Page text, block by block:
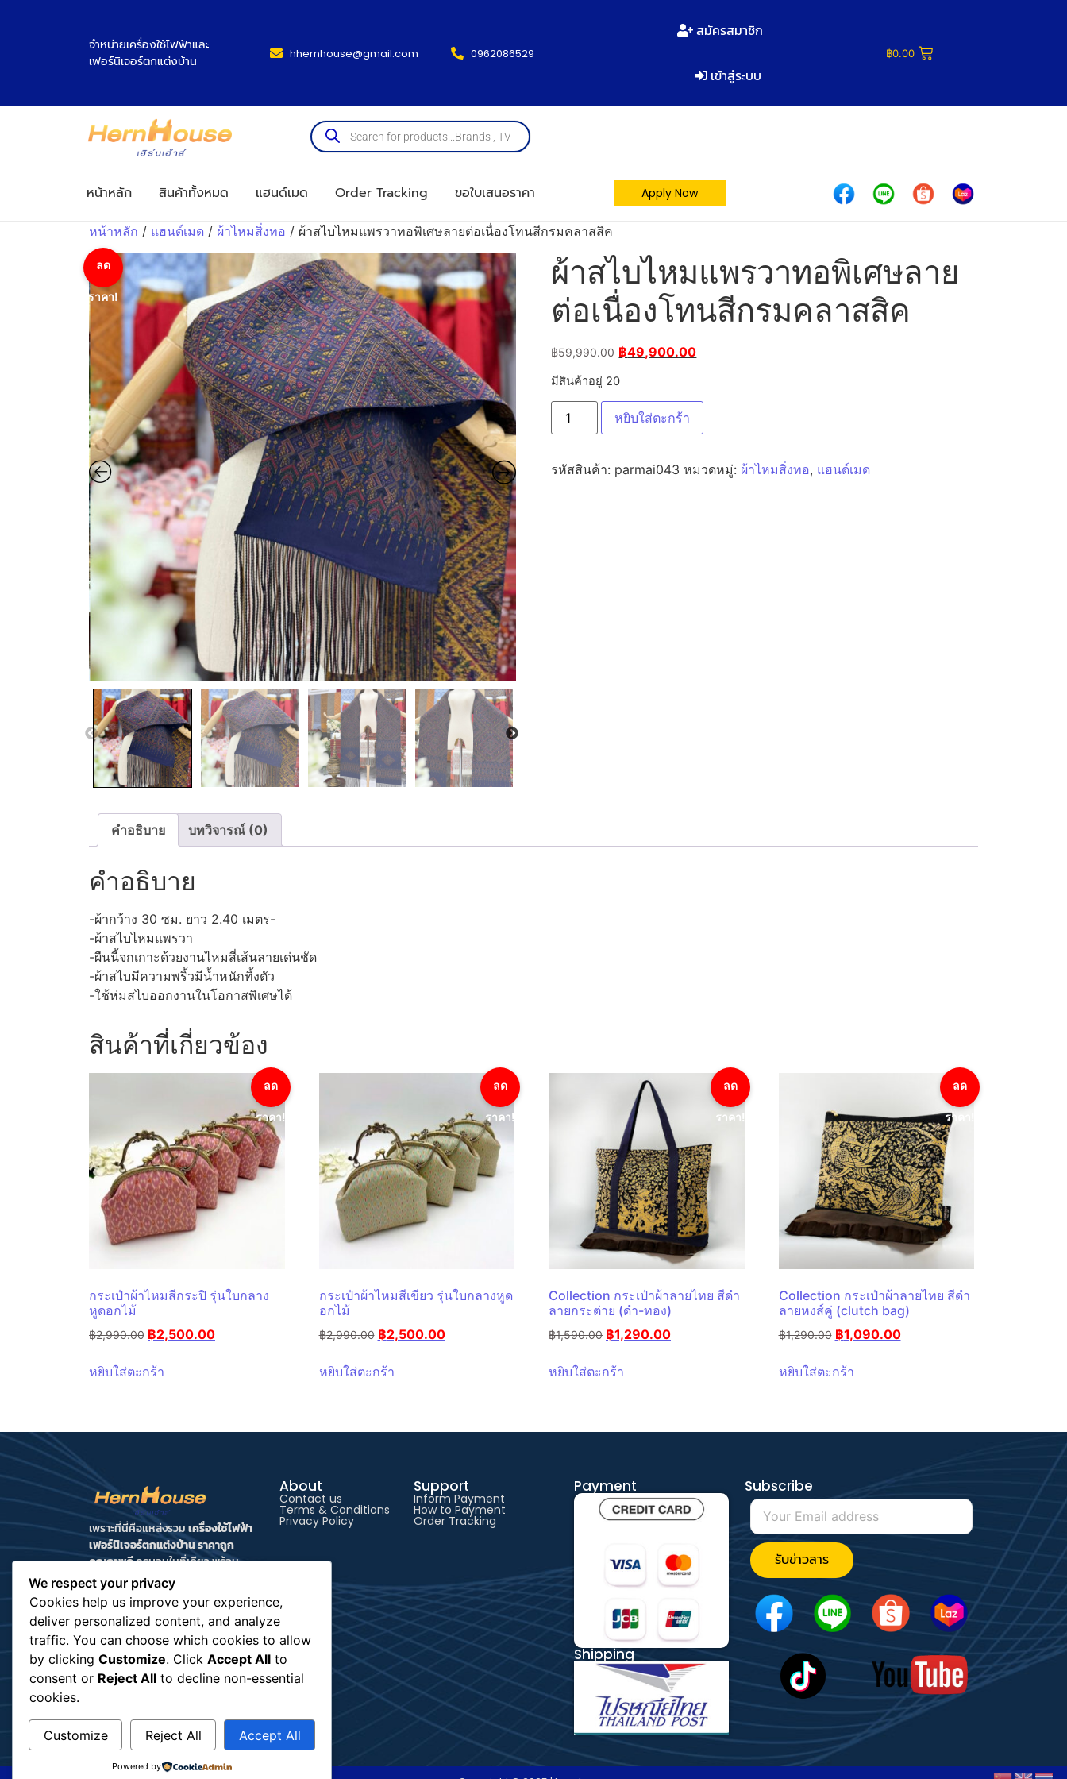
จำหน่ายเครื่องใช้ไฟฟ้าและ
เฟอร์นิเจอร์ตกแต่งบ้าน
hhernhouse@gmail.com 0962086529
สมัครสมาชิก
เข้าสู่ระบบ
฿0.00
หน้าหลัก สินค้าทั้งหมด แฮนด์เมด Order Tracking ขอใบเสนอราคา Apply Now
หน้าหลัก / แฮนด์เมด / ผ้าไหมสิ่งทอ / ผ้าสไบไหมแพรวาทอพิเศษลายต่อเนื่องโทนสีกรมคลาสสิค
ลด
ราคา!
ผ้าสไบไหมแพรวาทอพิเศษลาย
ต่อเนื่องโทนสีกรมคลาสสิค
฿59,990.00 ฿49,900.00
มีสินค้าอยู่ 20
หยิบใส่ตะกร้า
รหัสสินค้า: parmai043 หมวดหมู่: ผ้าไหมสิ่งทอ, แฮนด์เมด
คำอธิบาย บทวิจารณ์ (0)
คำอธิบาย
-ผ้ากว้าง 30 ซม. ยาว 2.40 เมตร-
-ผ้าสไบไหมแพรวา
-ผืนนี้จกเกาะด้วยงานไหมสี่เส้นลายเด่นชัด
-ผ้าสไบมีความพริ้วมีน้ำหนักทิ้งตัว
-ใช้ห่มสไบออกงานในโอกาสพิเศษได้
สินค้าที่เกี่ยวข้อง
ลด
ราคา!
กระเป๋าผ้าไหมสีกระปิ รุ่นใบกลาง
หูดอกไม้
฿2,990.00 ฿2,500.00
หยิบใส่ตะกร้า
ลด
ราคา!
กระเป๋าผ้าไหมสีเขียว รุ่นใบกลางหูด
อกไม้
฿2,990.00 ฿2,500.00
หยิบใส่ตะกร้า
ลด
ราคา!
Collection กระเป๋าผ้าลายไทย สีดำ
ลายกระต่าย (ดำ-ทอง)
฿1,590.00 ฿1,290.00
หยิบใส่ตะกร้า
ลด
ราคา!
Collection กระเป๋าผ้าลายไทย สีดำ
ลายหงส์คู่ (clutch bag)
฿1,290.00 ฿1,090.00
หยิบใส่ตะกร้า
เพราะที่นี่คือแหล่งรวมเครื่องใช้ไฟฟ้า
เฟอร์นิเจอร์ตกแต่งบ้าน ราคาถูก
คุณภาพดีครบจบในที่เดียว พร้อม
บริการจัดส่งทั่วไทยและการดูแลหลัง
การขายแบบใส่ใจ HernHouse จึงเป็น
มากกว่าร้านค้าออนไลน์ แต่คือเพื่อนที่จะ
ช่วยเปลี่ยนบ้านให้เป็นพื้นที่แห่งความ
สุขของทุกคนในครอบครัว
About
Contact us
Terms & Conditions
Privacy Policy
Support
Inform Payment
How to Payment
Order Tracking
Payment
Shipping
Subscribe
รับข่าวสาร
We respect your privacy
Cookies help us improve your experience,
deliver personalized content, and analyze
traffic. You can choose which cookies to allow
by clicking Customize. Click Accept All to
consent or Reject All to decline non-essential
cookies.
Customize Reject All Accept All
Powered by